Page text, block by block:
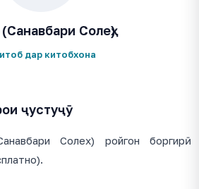
Солеҳ)
дар китобхона
ҷустуҷӯ
Солех) ройгон боргирӣ